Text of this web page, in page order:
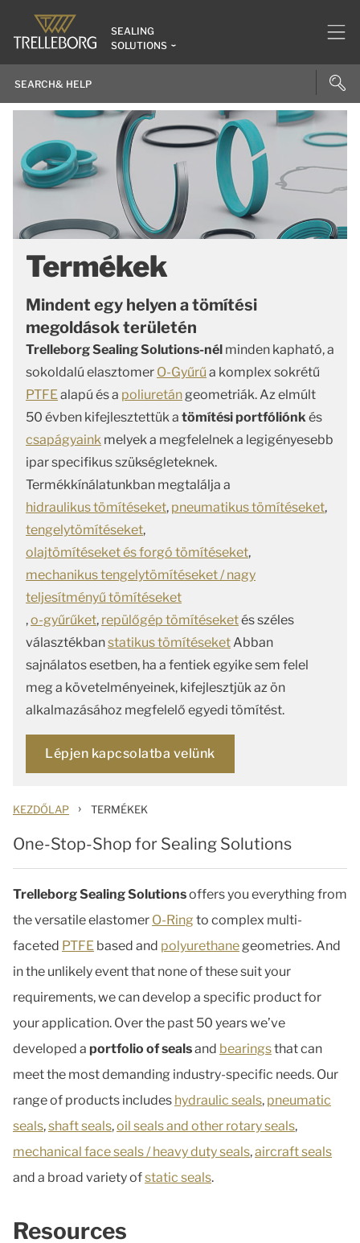
SEALING
SOLUTIONS
Termékek
Mindent egy helyen a tömítési
megoldások területén
Trelleborg Sealing Solutions-nél minden kapható, a
sokoldalú elasztomer O-Gyűrű a komplex sokrétű
PTFEalapú és a poliuretángeometriák. Az elmúlt
50 évben kifejlesztettük a tömítési portfóliónkés
csapágyaink melyek a megfelelnek a legigényesebb
ipar specifikus szükségleteknek.
Termékkínálatunkban megtalálja a
hidraulikus tömítéseket, pneumatikus tömítéseket,
tengelytömítéseket,
olajtömítéseket és forgó tömítéseket,
mechanikus tengelytömítéseket / nagy
teljesítményű tömítéseket
,o-gyűrűket, repülőgép tömítéseketés széles
választékbanstatikus tömítéseketAbban
sajnálatos esetben, ha a fentiek egyike sem felel
meg a követelményeinek, kifejlesztjük az ön
alkalmazásához megfelelő egyedi tömítést.
Lépjen kapcsolatba velünk
KEZDŐLAP › TERMÉKEK
One-Stop-Shop for Sealing Solutions
Trelleborg Sealing Solutionsoffers you everything from
the versatile elastomer O-Ring to complex multi-
faceted PTFE based and polyurethanegeometries. And
in the unlikely event that none of these suit your
requirements, we can develop a specific product for
your application. Over the past 50 years we’ve
developed a portfolio of sealsand bearingsthat can
meet the most demanding industry-specific needs. Our
range of products includes hydraulic seals, pneumatic
seals,shaft seals,oil seals and other rotary seals,
mechanical face seals / heavy duty seals,aircraft seals
and a broad variety ofstatic seals.
Resources